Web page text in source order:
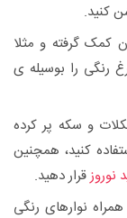
کنید.
کمک گرفته و مثلا
رنگی را بوسیله ی
و سکه پر کرده
کنید، همچنین
نوروزقرار دهید.
نوارهای رنگی